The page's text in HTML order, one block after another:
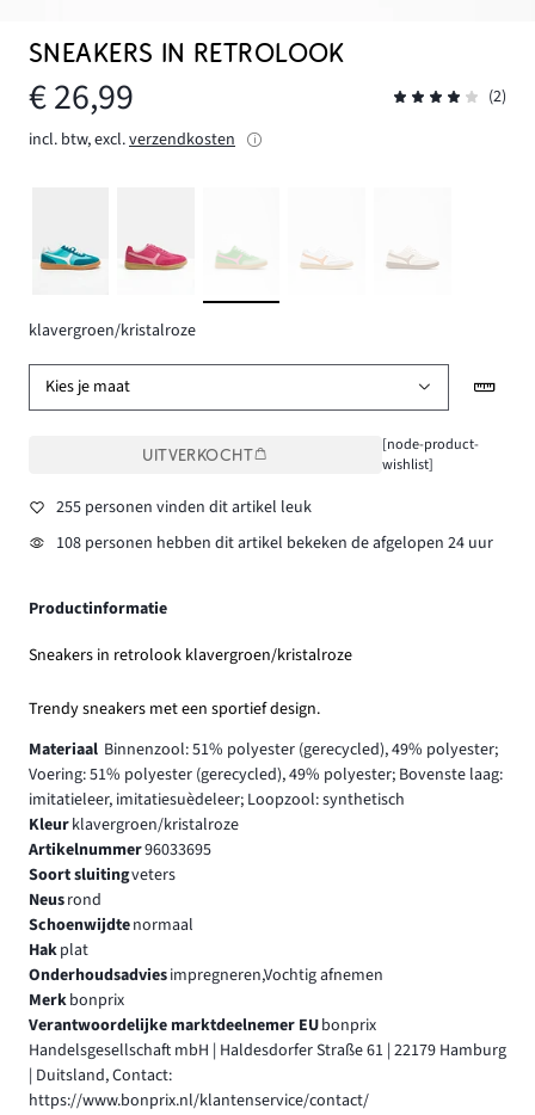
SNEAKERS IN RETROLOOK
€ 26,99
(2)
incl. btw, excl.verzendkosten
klavergroen/kristalroze
Kies je maat
UITVERKOCHT
[node-product-
wishlist]
255 personen vinden dit artikel leuk
108 personen hebben dit artikel bekeken de afgelopen 24 uur
Productinformatie
Sneakers in retrolook klavergroen/kristalroze
Trendy sneakers met een sportief design.
Materiaal Binnenzool: 51% polyester (gerecycled), 49% polyester;
Voering: 51% polyester (gerecycled), 49% polyester; Bovenste laag:
imitatieleer, imitatiesuèdeleer; Loopzool: synthetisch
Kleurklavergroen/kristalroze
Artikelnummer96033695
Soort sluitingveters
Neusrond
Schoenwijdtenormaal
Hakplat
Onderhoudsadviesimpregneren,Vochtig afnemen
Merkbonprix
Verantwoordelijke marktdeelnemer EUbonprix
Handelsgesellschaft mbH | Haldesdorfer Straße 61 | 22179 Hamburg
| Duitsland, Contact:
https://www.bonprix.nl/klantenservice/contact/